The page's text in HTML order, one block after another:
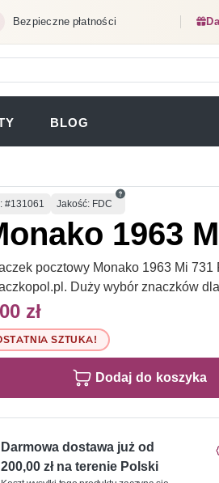
Bezpieczne płatności
BLOG
: #131061 Jakość: FDC
1963
pocztowy Monako 1963 Mi
Duży wybór znaczków
zł
SZTUKA!
Dodaj do koszyka
Darmowa dostawa już od
200,00 zł na terenie Polski